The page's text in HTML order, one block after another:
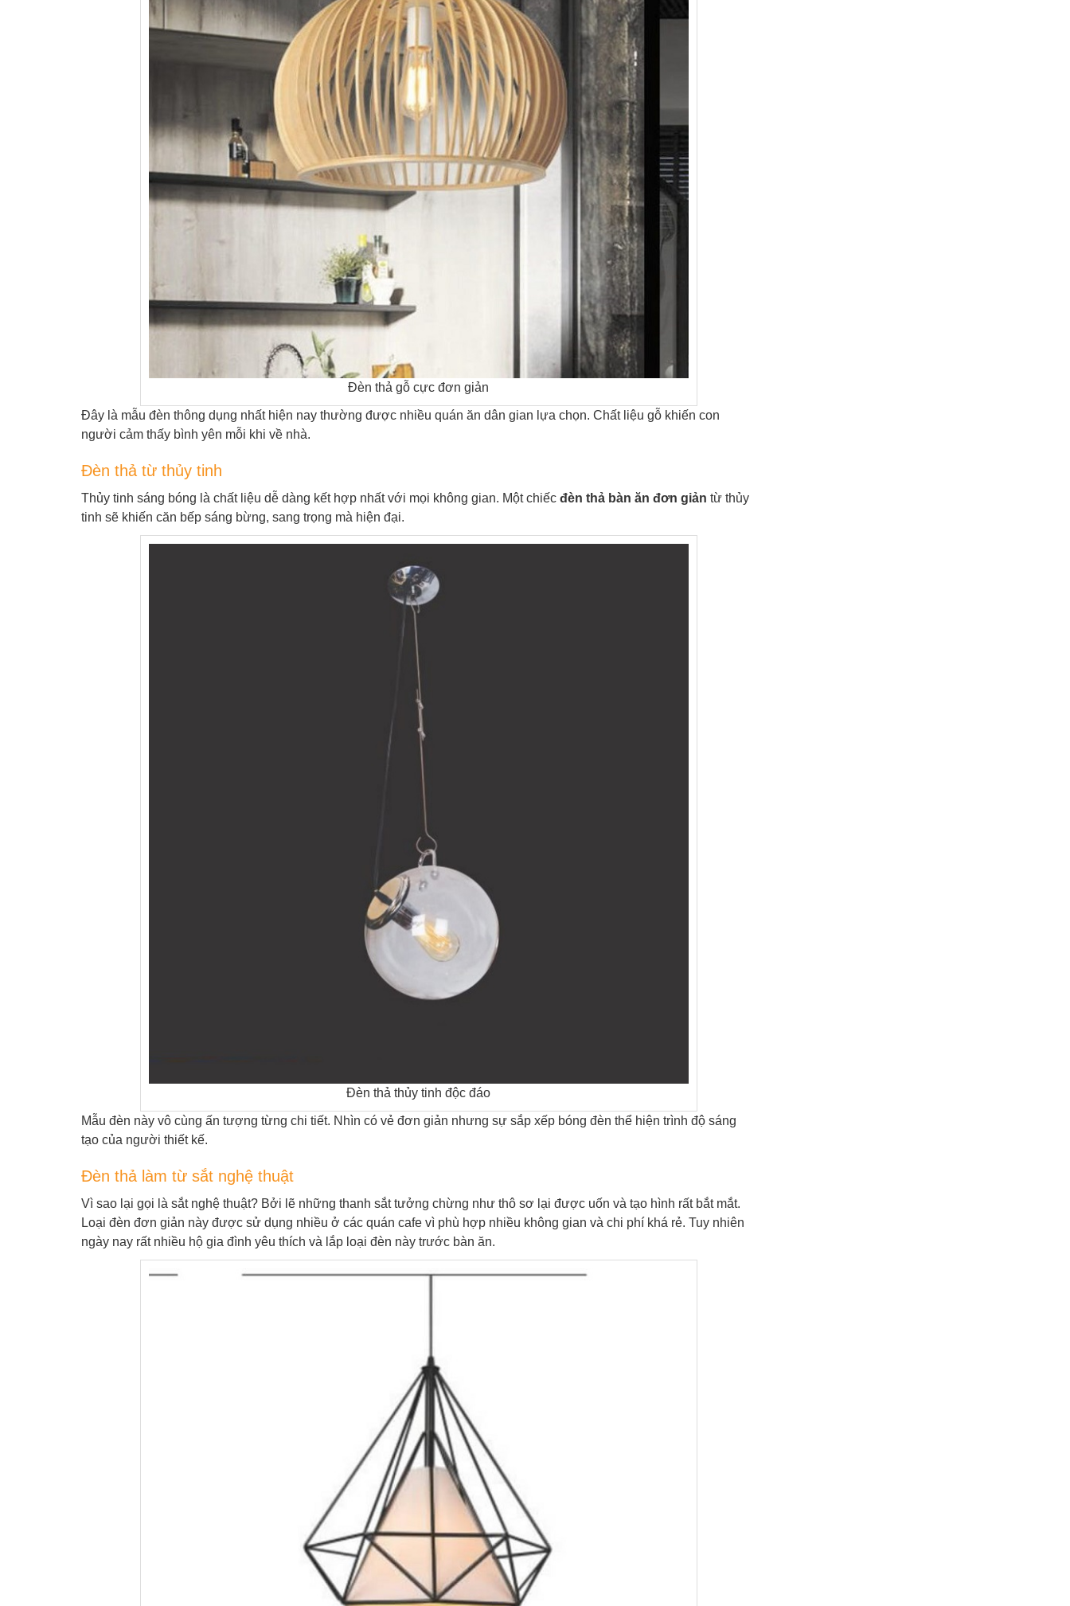
Đèn thả gỗ cực đơn giản
Đây là mẫu đèn thông dụng nhất hiện nay thường được nhiều quán ăn dân gian lựa chọn. Chất liệu gỗ khiến con
người cảm thấy bình yên mỗi khi về nhà.
Đèn thả từ thủy tinh
Thủy tinh sáng bóng là chất liệu dễ dàng kết hợp nhất với mọi không gian. Một chiếc đèn thả bàn ăn đơn giản từ thủy
tinh sẽ khiến căn bếp sáng bừng, sang trọng mà hiện đại.
Đèn thả thủy tinh độc đáo
Mẫu đèn này vô cùng ấn tượng từng chi tiết. Nhìn có vẻ đơn giản nhưng sự sắp xếp bóng đèn thể hiện trình độ sáng
tạo của người thiết kế.
Đèn thả làm từ sắt nghệ thuật
Vì sao lại gọi là sắt nghệ thuật? Bởi lẽ những thanh sắt tưởng chừng như thô sơ lại được uốn và tạo hình rất bắt mắt.
Loại đèn đơn giản này được sử dụng nhiều ở các quán cafe vì phù hợp nhiều không gian và chi phí khá rẻ. Tuy nhiên
ngày nay rất nhiều hộ gia đình yêu thích và lắp loại đèn này trước bàn ăn.